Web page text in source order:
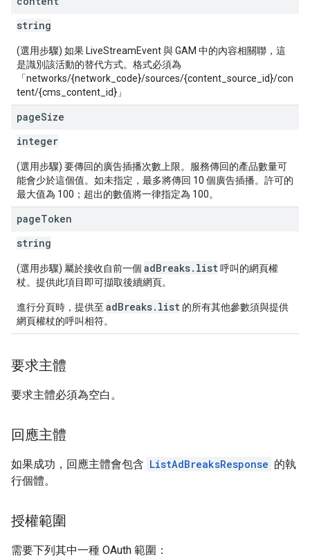
string
(選用步驟) 如果 LiveStreamEvent 與 GAM 中的內容相關聯，這
是識別該活動的替代方式。格式必須為
「networks/{network_code}/sources/{content_source_id}/con
tent/{cms_content_id}」
pageSize
integer
(選用步驟) 要傳回的廣告插播次數上限。服務傳回的產品數量可
能會少於這個值。如未指定，最多將傳回 10 個廣告插播。許可的
最大值為 100；超出的數值將一律指定為 100。
pageToken
string
(選用步驟) 屬於接收自前一個 adBreaks.list呼叫的網頁權
杖。提供此項目即可擷取後續網頁。
進行分頁時，提供至 adBreaks.list 的所有其他參數須與提供
網頁權杖的呼叫相符。
要求主體
要求主體必須為空白。
回應主體
如果成功，回應主體會包含 ListAdBreaksResponse 的執
行個體。
授權範圍
需要下列其中一種 OAuth 範圍：